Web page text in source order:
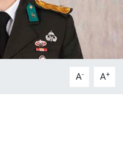
A- A+